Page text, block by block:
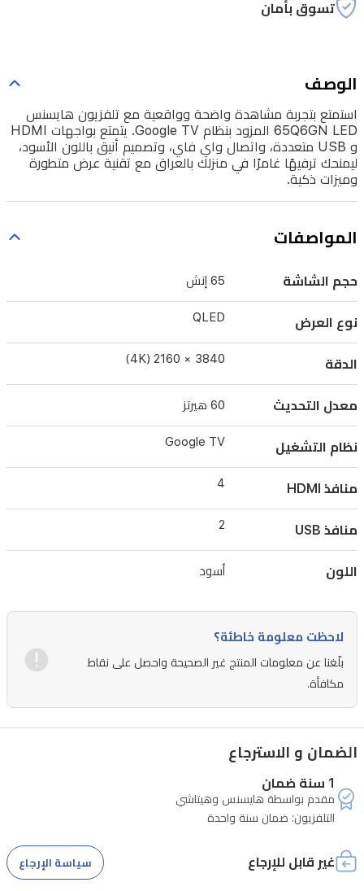
واي
أنيق
باللون
الأسود،
ليمنحك
ترفيهًا
في
بالعراق
تقنية
عرض
متطورة
وميزات
ذكية.
تسوق بأمان
الوصف
استمتع بتجربة مشاهدة واضحة وواقعية مع تلفزيون هايسنس
65Q6GN LED المزود بنظام Google TV. يتمتع بواجهات HDMI
و USB متعددة، واتصال واي فاي، وتصميم أنيق باللون الأسود،
ليمنحك ترفيهًا غامرًا في منزلك بالعراق مع تقنية عرض متطورة
وميزات ذكية.
المواصفات
حجم الشاشة 65 إنش
نوع العرض QLED
الدقة 3840 × 2160 (4K)
معدل التحديث 60 هيرتز
نظام التشغيل Google TV
منافذ HDMI 4
منافذ USB 2
اللون أسود
لاحظت معلومة خاطئة؟
بلّغنا عن معلومات المنتج غير الصحيحة واحصل على نقاط
مكافأة.
الضمان و الاسترجاع
1 سنة ضمان
مقدم بواسطة هايسنس وهيتاشي
التلفزيون: ضمان سنة واحدة
غير قابل للإرجاع سياسة الإرجاع